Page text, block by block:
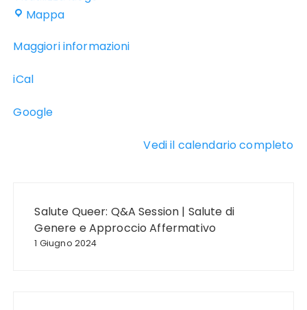
MappaGay
Maggiori informazioni
iCal
Google
Vedi il calendario completo
articoli
Salute Queer: Q&A Session | Salute di
Genere e Approccio Affermativo
1 Giugno 2024